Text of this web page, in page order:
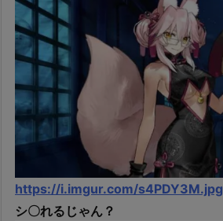
https://i.imgur.com/s4PDY3M.jpg
シ〇れるじゃん？